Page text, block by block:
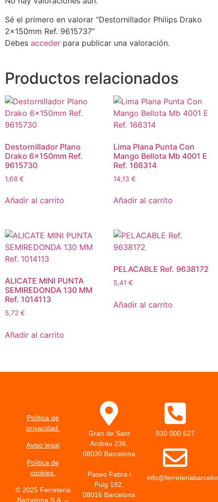
Sé el primero en valorar “Destornillador Philips Drako
2x150mm Ref. 9615737”
Debes acceder para publicar una valoración.
Productos relacionados
Destornillador Plano
Drako 6x150mm Ref.
9615730
1,68 €
Añadir al carrito
Lima Plana Punta Con
Mango Bellota Mb 4001 E
Ref. 166314
14,13 €
Añadir al carrito
ALICATE MINI PUNTA
SEMIREDONDA 130 MM
Ref. 1014113
5,72 €
Añadir al carrito
PELACABLE Ref. 9638172
5,41 €
Añadir al carrito
Política de
privacidad.
Aviso legal
Política de
cookies.
© 2025 Ferreteria
Barcelona S.A. –
Gran de Sant
Andreu 236,
08030 Barcelona
Paseo Fabra i
Puig 192,
08016 Barcelona
930 000 627